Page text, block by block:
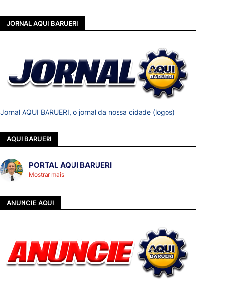
JORNAL AQUI BARUERI
Jornal AQUI BARUERI, o jornal da nossa cidade (logos)
AQUI BARUERI
PORTAL AQUI BARUERI
Mostrar mais
ANUNCIE AQUI